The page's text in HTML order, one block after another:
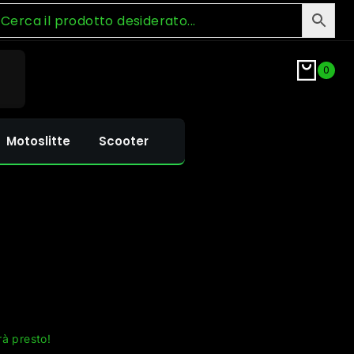
0
Motoslitte Scooter
presto!